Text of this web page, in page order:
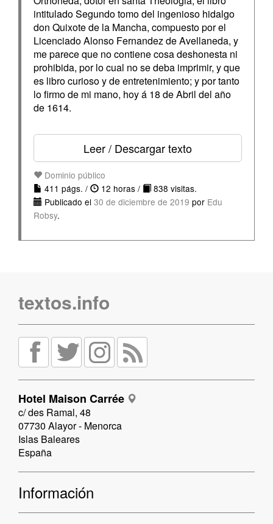
intitulado Segundo tomo del ingenioso hidalgo
don Quixote de la Mancha, compuesto por el
Licenciado Alonso Fernandez de Avellaneda, y
me parece que no contiene cosa deshonesta ni
prohibida, por lo cual no se deba imprimir, y que
es libro curioso y de entretenimiento; y por tanto
lo firmo de mi mano, hoy á 18 de Abril del año
de 1614.
Leer / Descargar texto
Dominio público
411 págs. /
12 horas /
838 visitas.
Publicado el 30 de diciembre de 2019 por Edu
Robsy.
textos.info
Hotel Maison Carrée
c/ des Ramal, 48
07730 Alayor - Menorca
Islas Baleares
España
Información